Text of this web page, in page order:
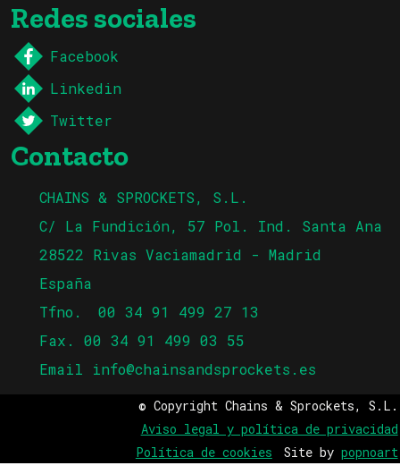
Redes sociales
Facebook
Linkedin
Twitter
Contacto
CHAINS & SPROCKETS, S.L.
C/ La Fundición, 57 Pol. Ind. Santa Ana
28522 Rivas Vaciamadrid - Madrid
España
Tfno.
00 34 91 499 27 13
Fax. 00 34 91 499 03 55
Email info@chainsandsprockets.es
© Copyright Chains & Sprockets, S.L.
Aviso legal y política de privacidad
Política de cookies
Site by popnoart